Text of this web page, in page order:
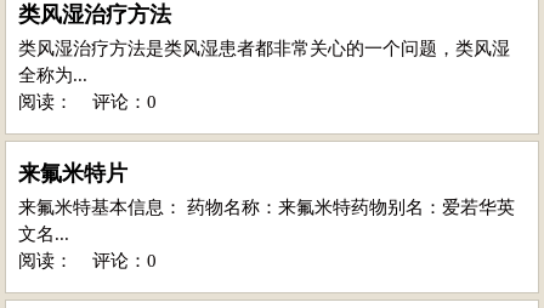
类风湿治疗方法
类风湿治疗方法是类风湿患者都非常关心的一个问题，类风湿
全称为...
阅读：
评论：0
来氟米特片
来氟米特基本信息： 药物名称：来氟米特药物别名：爱若华英
文名...
阅读：
评论：0